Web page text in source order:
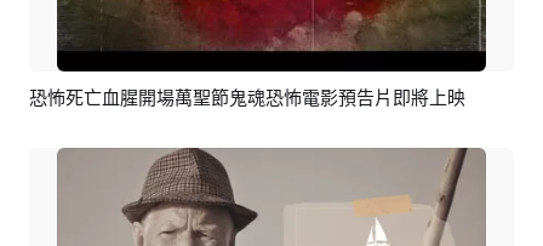
預覽 AI剪同款
恐怖死亡血腥開場萬聖節鬼魂恐怖電影預告片即將上映